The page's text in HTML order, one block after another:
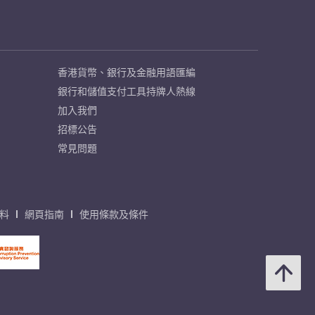
香港貨幣、銀行及金融用語匯編
銀行和儲值支付工具持牌人熱線
加入我們
招標公告
常見問題
網頁指南 使用條款及條件